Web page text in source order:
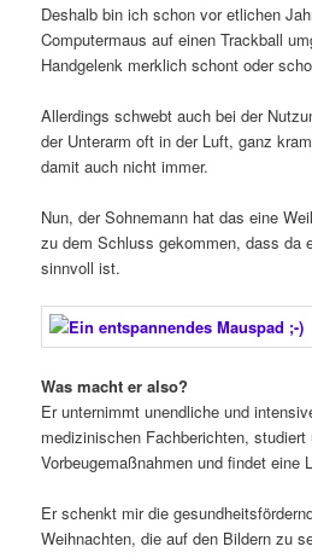
Deshalb bin ich schon vor etlichen
Computermaus auf einen Trackball
Handgelenk merklich schont oder
Allerdings schwebt auch bei der
der Unterarm oft in der Luft, ganz
damit auch nicht immer.
Nun, der Sohnemann hat das eine
zu dem Schluss gekommen, dass da
sinnvoll ist.
Was macht er also?
Er unternimmt unendliche und
medizinischen Fachberichten, studiert
Vorbeugemaßnahmen und findet eine
Er schenkt mir die
Weihnachten, die auf den Bildern zu